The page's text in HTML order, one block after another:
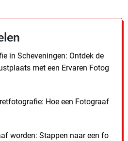
in Scheveningen: Ontdek de
met een Ervaren Fotog
Hoe een Fotograaf
worden: Stappen naar een fo